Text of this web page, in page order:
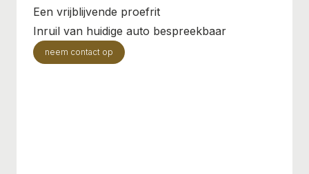
Een vrijblijvende proefrit
Inruil van huidige auto bespreekbaar
neem contact op